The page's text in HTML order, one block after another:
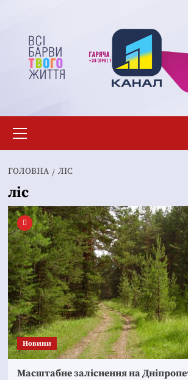
вмісту
меню
ГОЛОВНА ЛІС
ліс
Новини
Масштабне заліснення на